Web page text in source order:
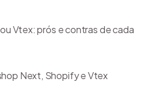
Vtex: prós e contras de cada
Next, Shopify e Vtex